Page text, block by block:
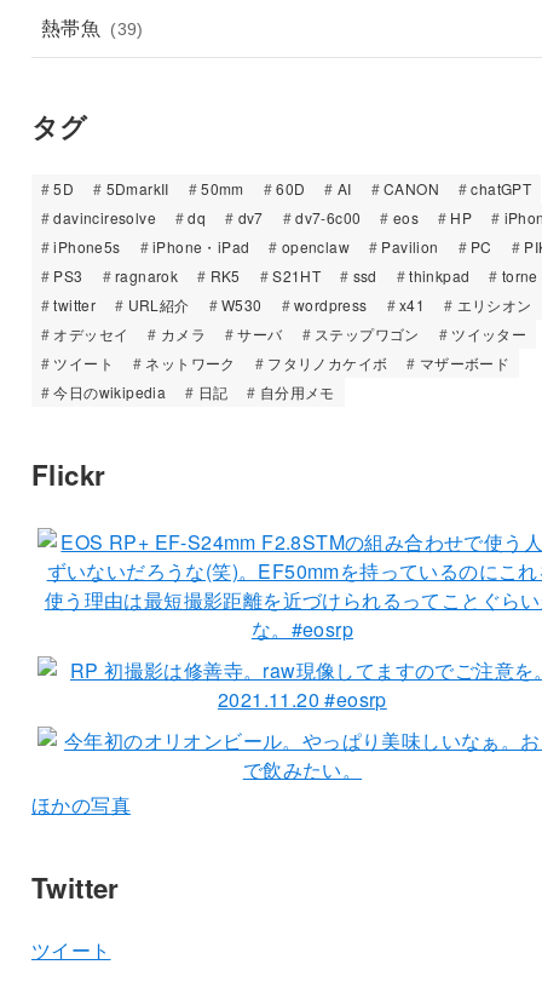
熱帯魚 (39)
タグ
5D 5DmarkII 50mm 60D AI CANON
chatGPT
davinciresolve
dq dv7 dv7-6c00 eos HP
iPhone5s
iPhone・iPad openclaw Pavilion PC
PS3
ragnarok RK5 S21HT ssd thinkpad
torne
twitter
URL紹介 W530 wordpress x41
エリシオン
オデッセイ
カメラ サーバ ステップワゴン
ツイッター
ツイート
ネットワーク フタリノカケイボ
マザーボード
今日のwikipedia
日記 自分用メモ
Flickr
ほかの写真
Twitter
ツイート